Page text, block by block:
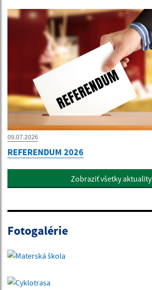
09.07.2026
REFERENDUM 2026
Zobraziť všetky aktuality
Fotogalérie